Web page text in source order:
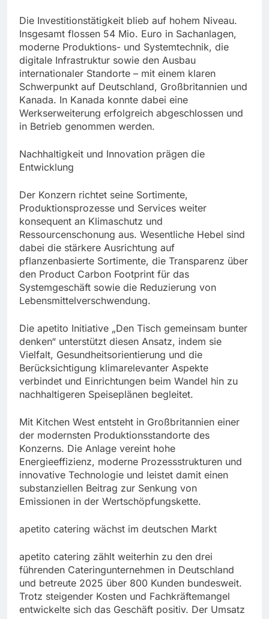
Die Investitionstätigkeit blieb auf hohem Niveau.
Insgesamt flossen 54 Mio. Euro in Sachanlagen,
moderne Produktions- und Systemtechnik, die
digitale Infrastruktur sowie den Ausbau
internationaler Standorte – mit einem klaren
Schwerpunkt auf Deutschland, Großbritannien und
Kanada. In Kanada konnte dabei eine
Werkserweiterung erfolgreich abgeschlossen und
in Betrieb genommen werden.
Nachhaltigkeit und Innovation prägen die
Entwicklung
Der Konzern richtet seine Sortimente,
Produktionsprozesse und Services weiter
konsequent an Klimaschutz und
Ressourcenschonung aus. Wesentliche Hebel sind
dabei die stärkere Ausrichtung auf
pflanzenbasierte Sortimente, die Transparenz über
den Product Carbon Footprint für das
Systemgeschäft sowie die Reduzierung von
Lebensmittelverschwendung.
Die apetito Initiative „Den Tisch gemeinsam bunter
denken“ unterstützt diesen Ansatz, indem sie
Vielfalt, Gesundheitsorientierung und die
Berücksichtigung klimarelevanter Aspekte
verbindet und Einrichtungen beim Wandel hin zu
nachhaltigeren Speiseplänen begleitet.
Mit Kitchen West entsteht in Großbritannien einer
der modernsten Produktionsstandorte des
Konzerns. Die Anlage vereint hohe
Energieeffizienz, moderne Prozessstrukturen und
innovative Technologie und leistet damit einen
substanziellen Beitrag zur Senkung von
Emissionen in der Wertschöpfungskette.
apetito catering wächst im deutschen Markt
apetito catering zählt weiterhin zu den drei
führenden Cateringunternehmen in Deutschland
und betreute 2025 über 800 Kunden bundesweit.
Trotz steigender Kosten und Fachkräftemangel
entwickelte sich das Geschäft positiv. Der Umsatz